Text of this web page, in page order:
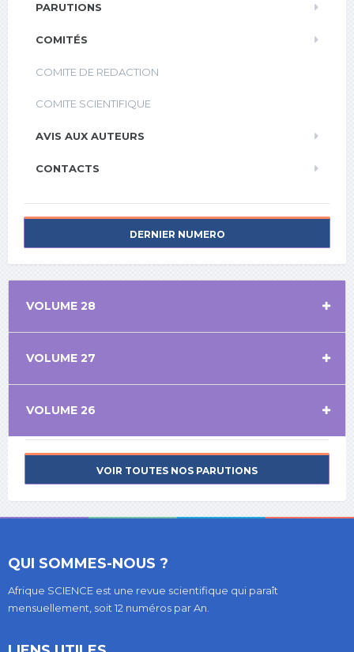
PARUTIONS
COMITÉS
COMITE DE REDACTION
COMITE SCIENTIFIQUE
AVIS AUX AUTEURS
CONTACTS
DERNIER NUMERO
VOLUME 28
VOLUME 27
VOLUME 26
VOIR TOUTES NOS PARUTIONS
QUI SOMMES-NOUS ?
Afrique SCIENCE est une revue scientifique qui paraît
mensuellement, soit 12 numéros par An.